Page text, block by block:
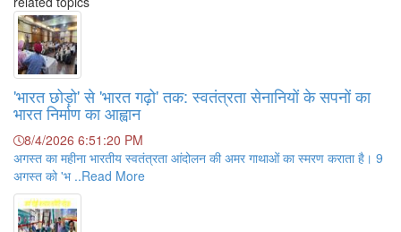
'भारत छोड़ो' से 'भारत गढ़ो' तक: स्वतंत्रता सेनानियों के सपनों का
भारत निर्माण का आह्वान
8/4/2026 6:51:20 PM
अगस्त का महीना भारतीय स्वतंत्रता आंदोलन की अमर गाथाओं का स्मरण कराता है। 9
अगस्त को 'भ ..Read More